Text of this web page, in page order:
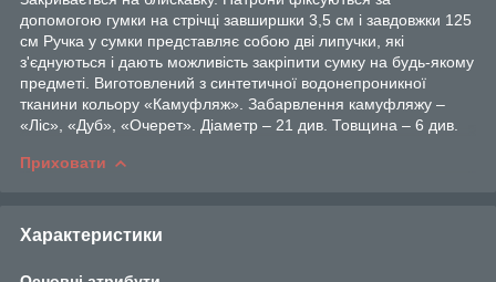
допомогою гумки на стрічці завширшки 3,5 см і завдовжки 125
см Ручка у сумки представляє собою дві липучки, які
з'єднуються і дають можливість закріпити сумку на будь-якому
предметі. Виготовлений з синтетичної водонепроникної
тканини кольору «Камуфляж». Забарвлення камуфляжу –
«Ліс», «Дуб», «Очерет». Діаметр – 21 див. Товщина – 6 див.
Приховати
Характеристики